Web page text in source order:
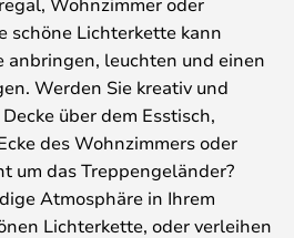
schöne Lichterkette kann
anbringen, leuchten und einen
Werden Sie kreativ und
über dem Esstisch,
des Wohnzimmers oder
um das Treppengeländer?
Atmosphäre in Ihrem
Lichterkette, oder verleihen